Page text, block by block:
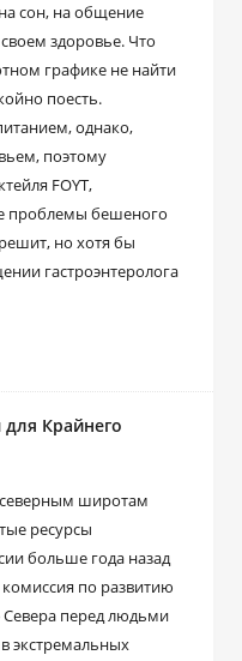
сон, на общение
здоровье. Что
графике не найти
поесть.
однако,
поэтому
FOYT,
проблемы бешеного
но хотя бы
гастроэнтеролога
Крайнего
широтам
ресурсы
больше года назад
комиссия по развитию
Севера перед людьми
экстремальных